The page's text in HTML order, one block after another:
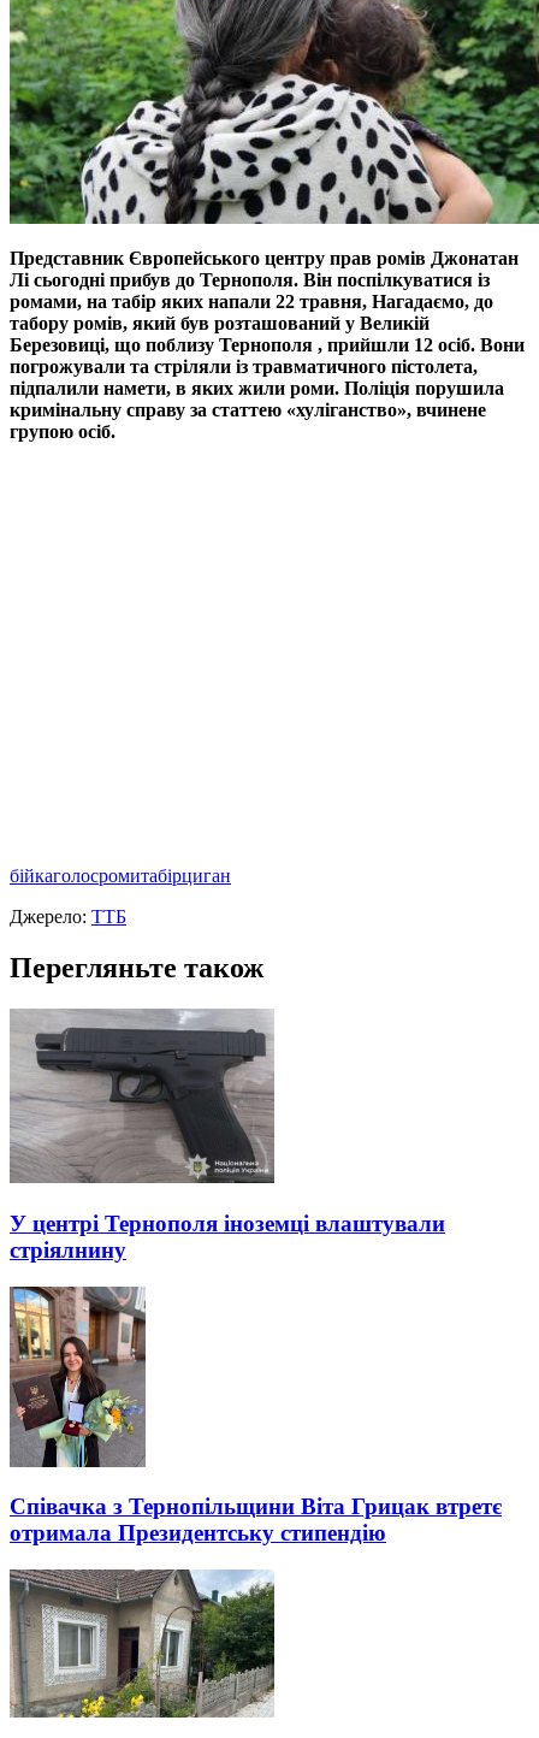
Представник Європейського центру прав ромів Джонатан
Лі сьогодні прибув до Тернополя. Він поспілкуватися із
ромами, на табір яких напали 22 травня, Нагадаємо, до
табору ромів, який був розташований у Великій
Березовиці, що поблизу Тернополя , прийшли 12 осіб. Вони
погрожували та стріляли із травматичного пістолета,
підпалили намети, в яких жили роми. Поліція порушила
кримінальну справу за статтею «хуліганство», вчинене
групою осіб.
бійкаголосромитабірциган
Джерело: ТТБ
Перегляньте також
У центрі Тернополя іноземці влаштували
стріялнину
Співачка з Тернопільщини Віта Грицак втретє
отримала Президентську стипендію